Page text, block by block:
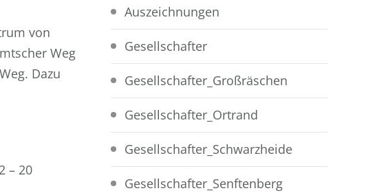
von
Weg
Dazu
– 20
Auszeichnungen
Gesellschafter
Gesellschafter_Großräschen
Gesellschafter_Ortrand
Gesellschafter_Schwarzheide
Gesellschafter_Senftenberg